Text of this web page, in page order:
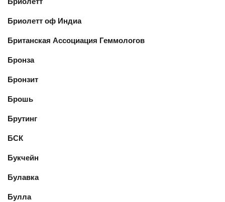
Бриолетт оф Индиа
Британская Ассоциация Геммологов
Бронза
Бронзит
Брошь
Брутинг
БСК
Букчейн
Булавка
Булла